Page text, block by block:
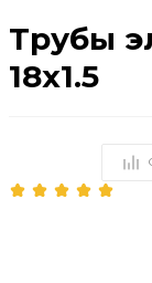
Трубы
18х1.5